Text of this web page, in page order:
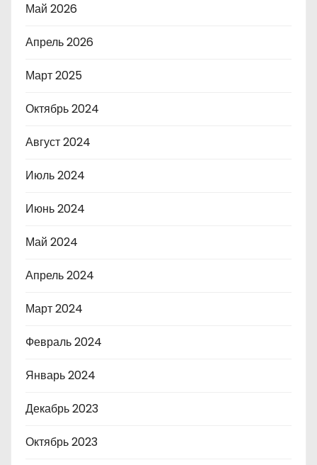
Май 2026
Апрель 2026
Март 2025
Октябрь 2024
Август 2024
Июль 2024
Июнь 2024
Май 2024
Апрель 2024
Март 2024
Февраль 2024
Январь 2024
Декабрь 2023
Октябрь 2023